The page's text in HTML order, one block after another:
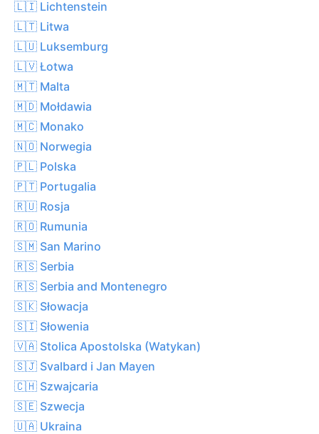
🇱🇮 Lichtenstein
🇱🇹 Litwa
🇱🇺 Luksemburg
🇱🇻 Łotwa
🇲🇹 Malta
🇲🇩 Mołdawia
🇲🇨 Monako
🇳🇴 Norwegia
🇵🇱 Polska
🇵🇹 Portugalia
🇷🇺 Rosja
🇷🇴 Rumunia
🇸🇲 San Marino
🇷🇸 Serbia
🇷🇸 Serbia and Montenegro
🇸🇰 Słowacja
🇸🇮 Słowenia
🇻🇦 Stolica Apostolska (Watykan)
🇸🇯 Svalbard i Jan Mayen
🇨🇭 Szwajcaria
🇸🇪 Szwecja
🇺🇦 Ukraina